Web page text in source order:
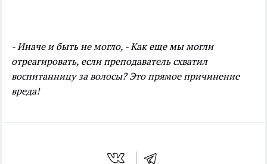
- Иначе и быть не могло, - Как еще мы могли
отреагировать, если преподаватель схватил
воспитанницу за волосы? Это прямое причинение
вреда!